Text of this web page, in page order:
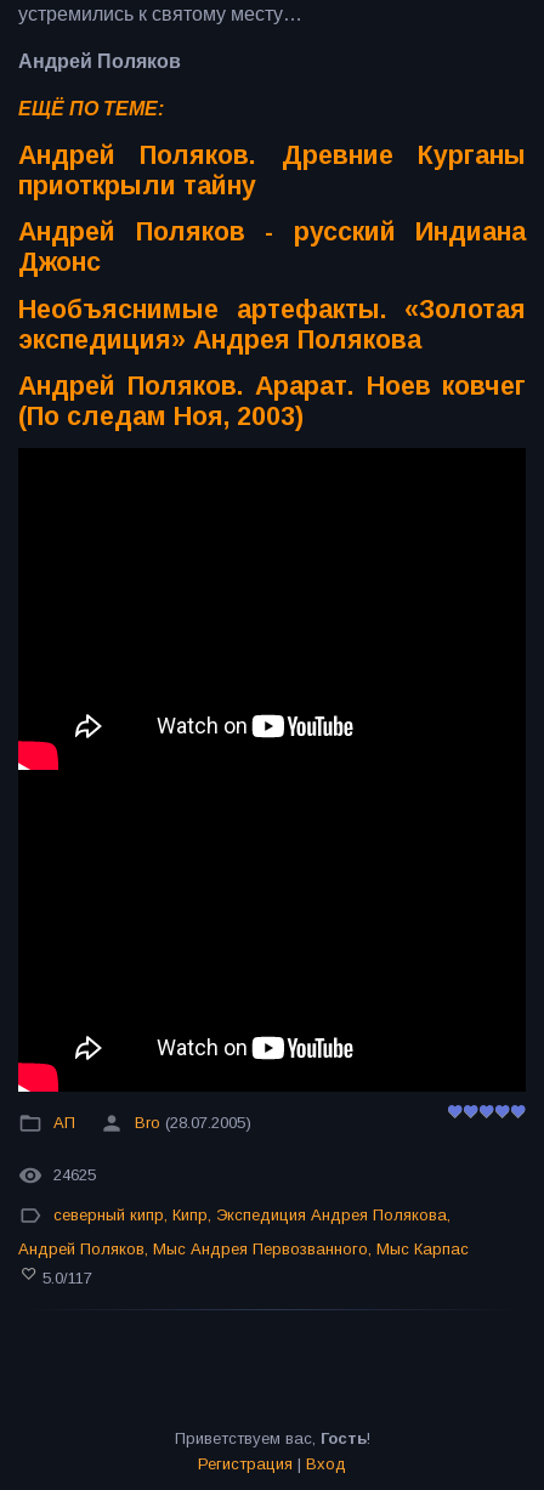
устремились к святому месту…
Андрей Поляков
ЕЩЁ ПО ТЕМЕ:
Андрей Поляков. Древние Курганы
приоткрыли тайну
Андрей Поляков - русский Индиана
Джонс
Необъяснимые артефакты. «Золотая
экспедиция» Андрея Полякова
Андрей Поляков. Арарат. Ноев ковчег
(По следам Ноя, 2003)
АП Bro (28.07.2005)
24625
северный кипр, Кипр, Экспедиция Андрея Полякова,
Андрей Поляков, Мыс Андрея Первозванного, Мыс Карпас
5.0/117
Приветствуем вас, Гость!
Регистрация | Вход